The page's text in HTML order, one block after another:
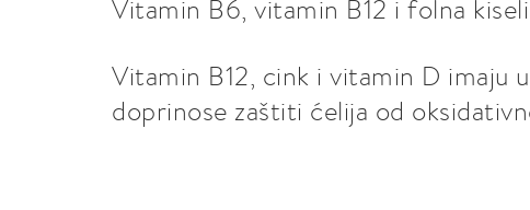
Vitamin B6, vitamin B12 i folna
Vitamin B12, cink i vitamin D imaju
doprinose zaštiti ćelija od